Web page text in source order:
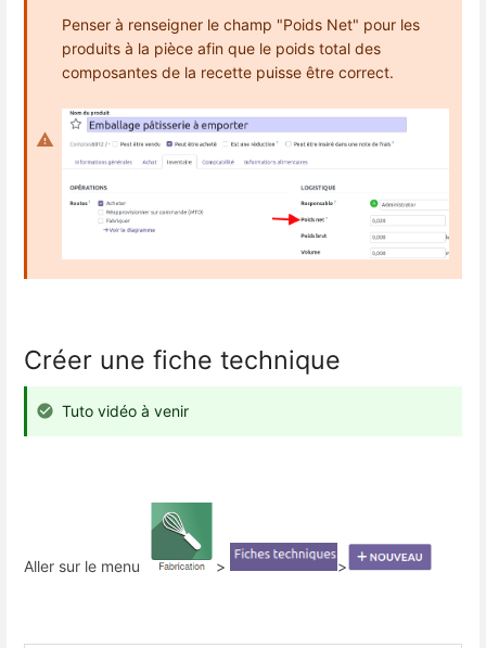
Penser à renseigner le champ "Poids Net" pour les
produits à la pièce afin que le poids total des
composantes de la recette puisse être correct.
Créer une fiche technique
Tuto vidéo à venir
Aller sur le menu > >